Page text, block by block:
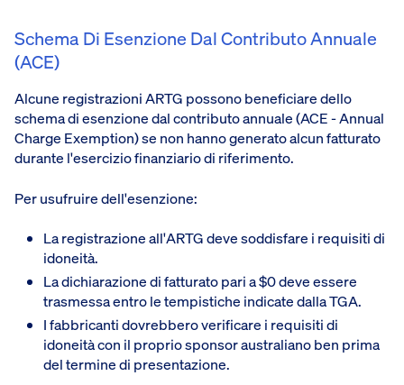
Schema Di Esenzione Dal Contributo Annuale
(ACE)
Alcune registrazioni ARTG possono beneficiare dello
schema di esenzione dal contributo annuale (ACE - Annual
Charge Exemption) se non hanno generato alcun fatturato
durante l'esercizio finanziario di riferimento.
Per usufruire dell'esenzione:
La registrazione all'ARTG deve soddisfare i requisiti di
idoneità.
La dichiarazione di fatturato pari a $0 deve essere
trasmessa entro le tempistiche indicate dalla TGA.
I fabbricanti dovrebbero verificare i requisiti di
idoneità con il proprio sponsor australiano ben prima
del termine di presentazione.